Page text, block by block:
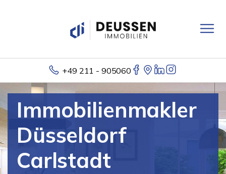
+49 211 - 905060
Immobilienmakler
Düsseldorf
Carlstadt